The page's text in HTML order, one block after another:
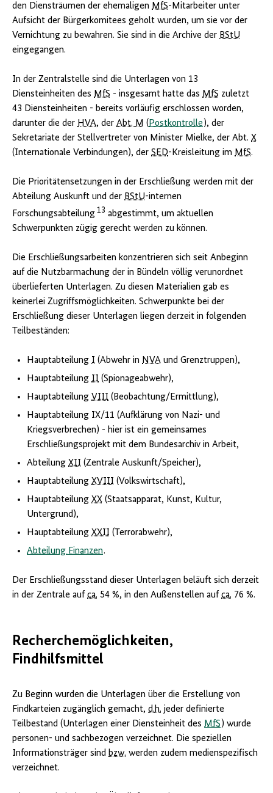
den Diensträumen der ehemaligen MfS-Mitarbeiter unter
Aufsicht der Bürgerkomitees geholt wurden, um sie vor der
Vernichtung zu bewahren. Sie sind in die Archive der BStU
eingegangen.
In der Zentralstelle sind die Unterlagen von 13
Diensteinheiten des MfS - insgesamt hatte das MfS zuletzt
43 Diensteinheiten - bereits vorläufig erschlossen worden,
darunter die der HVA, der Abt. M ( Postkontrolle ), der
Sekretariate der Stellvertreter von Minister Mielke, der Abt. X
(Internationale Verbindungen), der SED-Kreisleitung im MfS.
Die Prioritätensetzungen in der Erschließung werden mit der
Abteilung Auskunft und der BStU-internen
Forschungsabteilung 13 abgestimmt, um aktuellen
Schwerpunkten zügig gerecht werden zu können.
Die Erschließungsarbeiten konzentrieren sich seit Anbeginn
auf die Nutzbarmachung der in Bündeln völlig verunordnet
überlieferten Unterlagen. Zu diesen Materialien gab es
keinerlei Zugriffsmöglichkeiten. Schwerpunkte bei der
Erschließung dieser Unterlagen liegen derzeit in folgenden
Teilbeständen:
Hauptabteilung I (Abwehr in NVA und Grenztruppen),
Hauptabteilung II (Spionageabwehr),
Hauptabteilung VIII (Beobachtung/Ermittlung),
Hauptabteilung IX/11 (Aufklärung von Nazi- und
Kriegsverbrechen) - hier ist ein gemeinsames
Erschließungsprojekt mit dem Bundesarchiv in Arbeit,
Abteilung XII (Zentrale Auskunft/Speicher),
Hauptabteilung XVIII (Volkswirtschaft),
Hauptabteilung XX (Staatsapparat, Kunst, Kultur,
Untergrund),
Hauptabteilung XXII (Terrorabwehr),
Abteilung Finanzen.
Der Erschließungsstand dieser Unterlagen beläuft sich derzeit
in der Zentrale auf ca. 54 %, in den Außenstellen auf ca. 76 %.
Recherchemöglichkeiten,
Findhilfsmittel
Zu Beginn wurden die Unterlagen über die Erstellung von
Findkarteien zugänglich gemacht, d.h. jeder definierte
Teilbestand (Unterlagen einer Diensteinheit des MfS) wurde
personen- und sachbezogen verzeichnet. Die speziellen
Informationsträger sind bzw. werden zudem medienspezifisch
verzeichnet.